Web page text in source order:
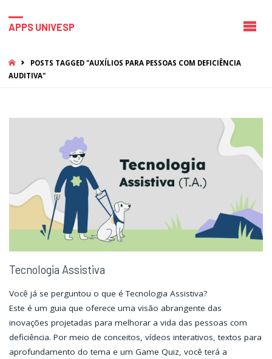
APPS UNIVESP
HOMEPOSTS TAGGED "AUXÍLIOS PARA PESSOAS COM DEFICIÊNCIA
AUDITIVA"
Tecnologia Assistiva
Você já se perguntou o que é Tecnologia Assistiva?
Este é um guia que oferece uma visão abrangente das
inovações projetadas para melhorar a vida das pessoas com
deficiência. Por meio de conceitos, vídeos interativos, textos para
aprofundamento do tema e um Game Quiz, você terá a